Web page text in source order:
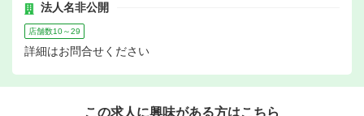
法人名非公開
店舗数10～29
詳細はお問合せください
この求人に興味がある方はこちら